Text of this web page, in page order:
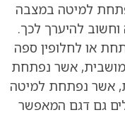
למיטה במצבה
להיערך לכך.
או לחלופין ספה
אשר נפתחת
אשר נפתחת למיטה
גם דגם המאפשר